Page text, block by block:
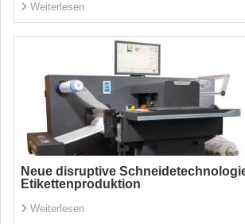
Weiterlesen
Neue disruptive
Etikettenproduktion
Weiterlesen